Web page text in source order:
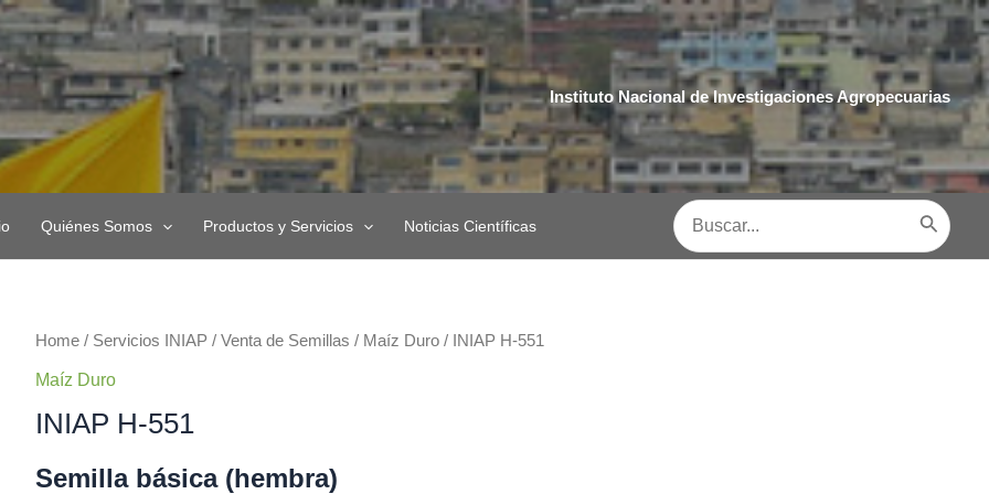
Instituto Nacional de Investigaciones Agropecuarias
Quiénes Somos Productos y Servicios Noticias Científicas
Buscar
por:
Home / Servicios INIAP / Venta de Semillas / Maíz Duro / INIAP H-551
Maíz Duro
INIAP H-551
Semilla básica (hembra)
INIAP
quantity